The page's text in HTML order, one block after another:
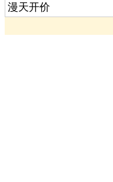
漫天开价